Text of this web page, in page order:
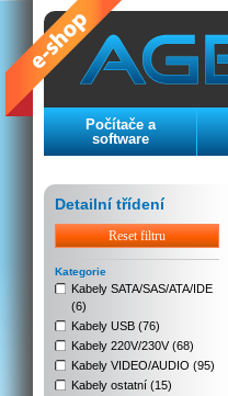
Počítače a
software
Detailní třídení
Reset filtru
Kategorie
Kabely SATA/SAS/ATA/IDE
(6)
Kabely USB (76)
Kabely 220V/230V (68)
Kabely VIDEO/AUDIO (95)
Kabely ostatní (15)